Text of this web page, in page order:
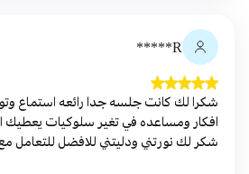
R*****
شكرا لك كانت جلسه جدا رائعه استماع
افكار ومساعده في تغير سلوكيات
شكر لك نورتني ودليتني للافضل للتعامل